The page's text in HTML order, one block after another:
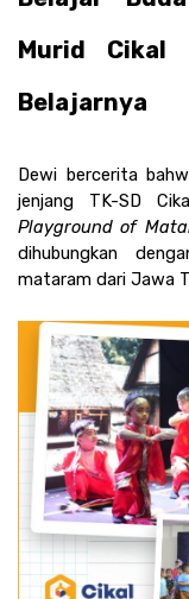
Murid Cikal
Belajarnya
Dewi bercerita
Playground of
dihubungkan
mataram dari Jawa